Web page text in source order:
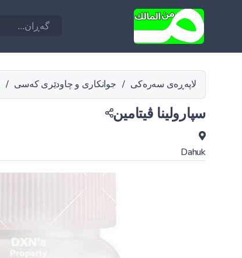
لاپەڕەی سەرەکی / جوانکاری و چاودێری کەسی /
سپارولینا ڤیتامین
Dahuk